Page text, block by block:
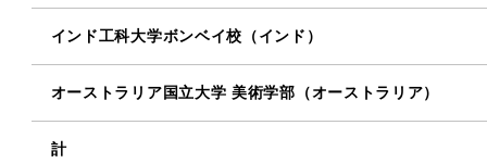
インド工科大学ボンベイ校（インド）
オーストラリア国立大学 美術学部（オーストラリア）
計